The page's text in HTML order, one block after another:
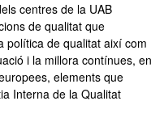
centres de la UAB
de qualitat que
política de qualitat així com
i la millora contínues, en
elements que
Interna de la Qualitat